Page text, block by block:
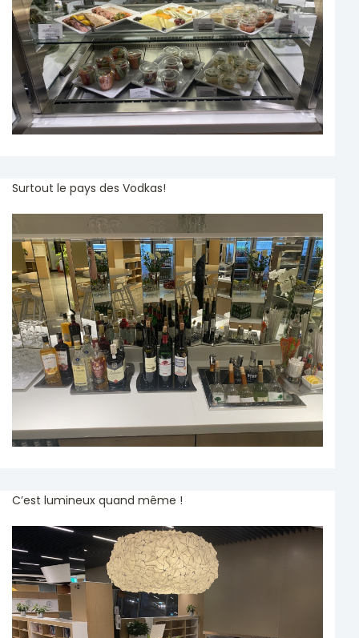
Surtout le pays des Vodkas!
C’est lumineux quand même !